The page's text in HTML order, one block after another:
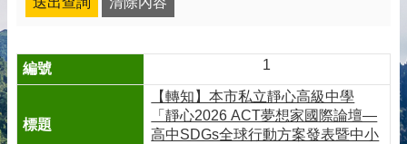
1
【轉知】本市私立靜心高級中學
「靜心2026 ACT夢想家國際論壇—
高中SDGs全球行動方案發表暨中小